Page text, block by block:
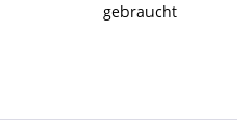
gebraucht